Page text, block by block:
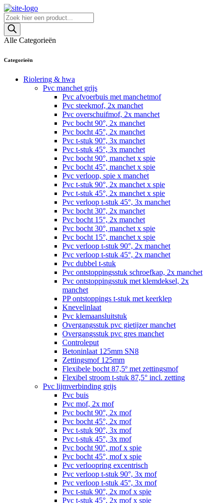
Skip
to
content
Producten
zoeken
Alle Categorieën
Categorieën
Riolering & hwa
Pvc manchet grijs
Pvc afvoerbuis met manchetmof
Pvc steekmof, 2x manchet
Pvc overschuifmof, 2x manchet
Pvc bocht 90°, 2x manchet
Pvc bocht 45°, 2x manchet
Pvc t-stuk 90°, 3x manchet
Pvc t-stuk 45°, 3x manchet
Pvc bocht 90°, manchet x spie
Pvc bocht 45°, manchet x spie
Pvc verloop, spie x manchet
Pvc t-stuk 90°, 2x manchet x spie
Pvc t-stuk 45°, 2x manchet x spie
Pvc verloop t-stuk 45°, 3x manchet
Pvc bocht 30°, 2x manchet
Pvc bocht 15°, 2x manchet
Pvc bocht 30°, manchet x spie
Pvc bocht 15°, manchet x spie
Pvc verloop t-stuk 90°, 2x manchet
Pvc verloop t-stuk 45°, 2x manchet
Pvc dubbel t-stuk
Pvc ontstoppingsstuk schroefkap, 2x manchet
Pvc ontstoppingsstuk met klemdeksel, 2x
manchet
PP ontstoppings t-stuk met keerklep
Knevelinlaat
Pvc klemaansluitstuk
Overgangsstuk pvc gietijzer manchet
Overgangsstuk pvc gres manchet
Controleput
Betoninlaat 125mm SN8
Zettingsmof 125mm
Flexibele bocht 87,5º met zettingsmof
Flexibel stroom t-stuk 87,5° incl. zetting
Pvc lijmverbinding grijs
Pvc buis
Pvc mof, 2x mof
Pvc bocht 90°, 2x mof
Pvc bocht 45°, 2x mof
Pvc t-stuk 90°, 3x mof
Pvc t-stuk 45°, 3x mof
Pvc bocht 90°, mof x spie
Pvc bocht 45°, mof x spie
Pvc verloopring excentrisch
Pvc verloop t-stuk 90°, 3x mof
Pvc verloop t-stuk 45°, 3x mof
Pvc t-stuk 90°, 2x mof x spie
Pvc t-stuk 45°, 2x mof x spie